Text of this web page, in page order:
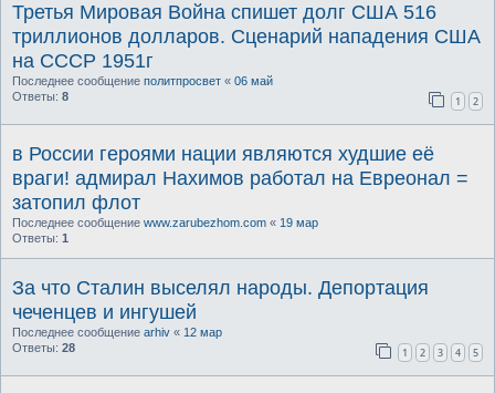
Третья Мировая Война спишет долг США 516
триллионов долларов. Сценарий нападения США
на СССР 1951г
Последнее сообщение политпросвет « 06 май
Ответы: 8 1 2
в России героями нации являются худшие её
враги! адмирал Нахимов работал на Евреонал =
затопил флот
Последнее сообщение www.zarubezhom.com « 19 мар
Ответы: 1
За что Сталин выселял народы. Депортация
чеченцев и ингушей
Последнее сообщение arhiv « 12 мар
Ответы: 28 1 2 3 4 5